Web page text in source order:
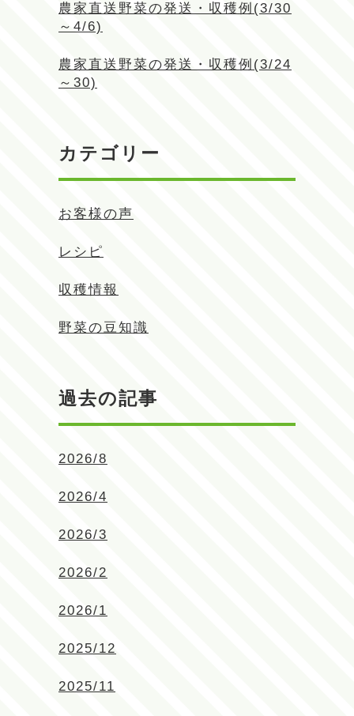
農家直送野菜の発送・収穫例(3/30
～4/6)
農家直送野菜の発送・収穫例(3/24
～30)
カテゴリー
お客様の声
レシピ
収穫情報
野菜の豆知識
過去の記事
2026/8
2026/4
2026/3
2026/2
2026/1
2025/12
2025/11